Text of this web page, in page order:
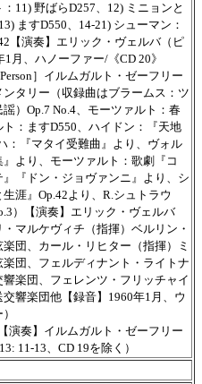
11) 野ばらD257、12) ミニョンと
ますD550、14-21) シューマン：
【演奏】エリック・ヴェルバ（ピ
月、ハノーファー/《CD 20》
］イルムガルト・ゼーフリー
ンタリー（収録曲はブラームス：ツ
）Op.7 No.4、モーツァルト：春
：ますD550、ハイドン：『天地
：『マタイ受難曲』より、ヴォル
より、モーツァルト：歌劇『コ
『ドン・ジョヴァンニ』より、シ
涯』Op.42より、R.シュトラウ
）【演奏】エリック・ヴェルバ
・マルケヴィチ（指揮）ベルリン・
団、カール・リヒター（指揮）ミ
団、フェルディナント・ライトナ
楽団、フェレンツ・フリッチャイ
交響楽団他【録音】1960年1月、ウ
奏】イルムガルト・ゼーフリー
11-13、CD 19を除く）